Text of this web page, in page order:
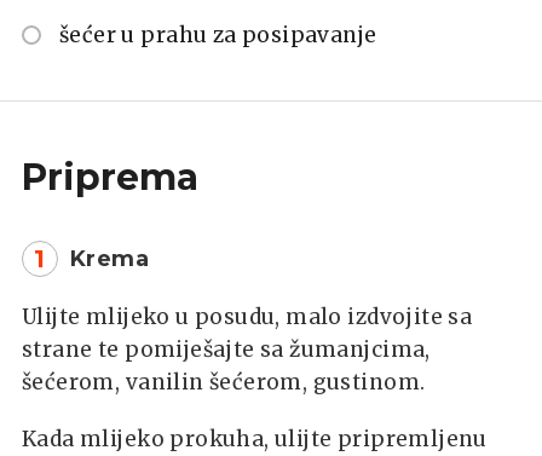
šećer u prahu za posipavanje
Priprema
1 Krema
Ulijte mlijeko u posudu, malo izdvojite sa
strane te pomiješajte sa žumanjcima,
šećerom, vanilin šećerom, gustinom.
Kada mlijeko prokuha, ulijte pripremljenu